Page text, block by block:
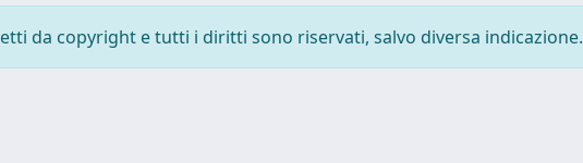
da copyright e tutti i diritti sono riservati, salvo diversa indicazione.